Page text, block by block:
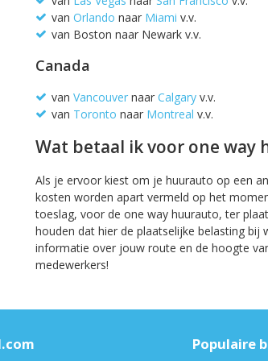
van Orlando naar Miami v.v.
van Boston naar Newark v.v.
Canada
van Vancouver naar Calgary v.v.
van Toronto naar Montreal v.v.
Wat betaal ik voor one way
Als je ervoor kiest om je huurauto op een
kosten worden apart vermeld op het
toeslag, voor de one way huurauto, ter
houden dat hier de plaatselijke belasting
informatie over jouw route en de hoogte
medewerkers!
Populaire